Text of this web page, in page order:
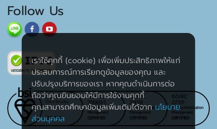
Follow Us
เราใช้คุกกี้ (cookie) เพื่อเพิ่มประสิทธิภาพให้แก่
ประสบการณ์การเรียกดูข้อมูลของคุณ และ
ปรับปรุงบริการของเรา หากคุณดำเนินการต่อ
ถือว่าคุณยินยอมให้มีการใช้งานคุกกี้
คุณสามารถศึกษาข้อมูลเพิ่มเติมได้จากนโยบาย
ส่วนบุคคล